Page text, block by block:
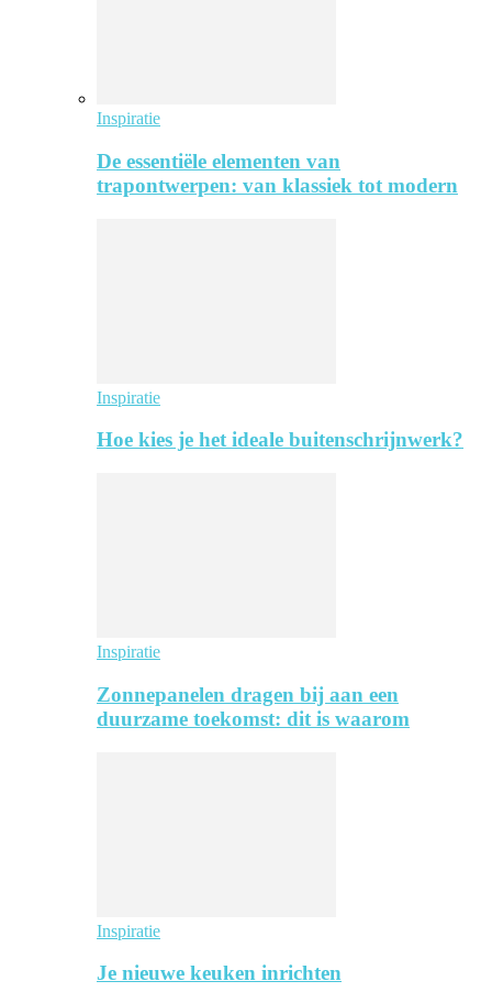
Inspiratie
De essentiële elementen van
trapontwerpen: van klassiek tot modern
Inspiratie
Hoe kies je het ideale buitenschrijnwerk?
Inspiratie
Zonnepanelen dragen bij aan een
duurzame toekomst: dit is waarom
Inspiratie
Je nieuwe keuken inrichten